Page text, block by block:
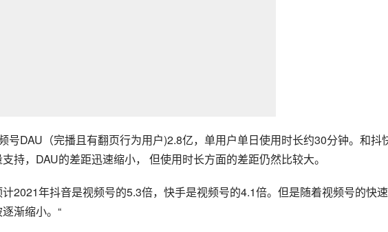
号DAU（完播且有翻页行为用户)2.8亿，单用户单日使用时长约30分钟。和抖
持，DAU的差距迅速缩小， 但使用时长方面的差距仍然比较大。
2021年抖音是视频号的5.3倍，快手是视频号的4.1倍。但是随着视频号的快
渐缩小。“